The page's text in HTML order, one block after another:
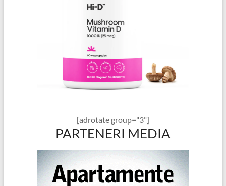
[adrotate group="3"]
PARTENERI MEDIA